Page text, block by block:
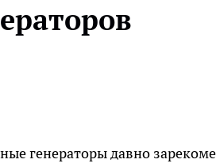
генераторы давно